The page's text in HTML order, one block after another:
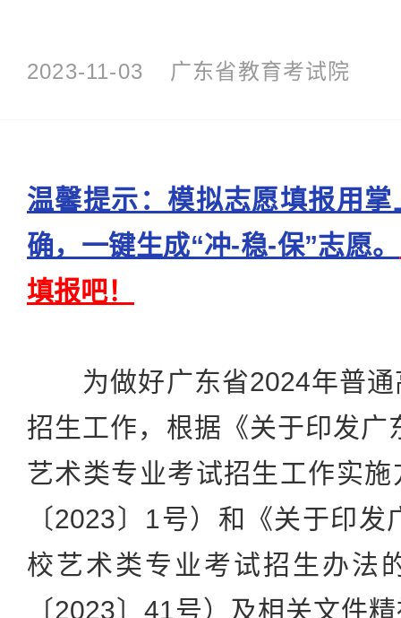
2023-11-03 广东省教育考试院
温馨提示：模拟志愿填报用
确，一键生成“冲-稳-保”志愿。
填报吧！
为做好广东省2024年普通
招生工作，根据《关于印发广
艺术类专业考试招生工作实
〔2023〕1号）和《关于印
校艺术类专业考试招生办法
〔2023〕41号）及相关文件